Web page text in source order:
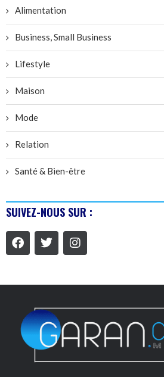
Alimentation
Business, Small Business
Lifestyle
Maison
Mode
Relation
Santé & Bien-être
SUIVEZ-NOUS SUR :